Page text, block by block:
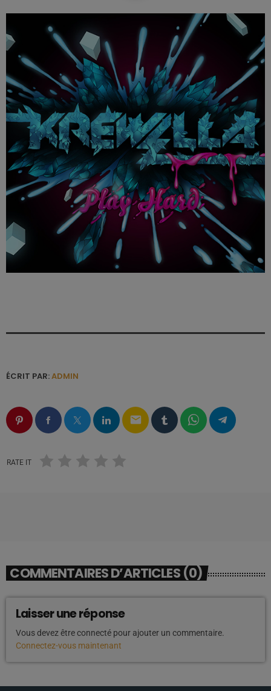
ÉCRIT PAR:ADMIN
email
RATE IT
COMMENTAIRES D’ARTICLES (0)
Laisser une réponse
Vous devez être connecté pour ajouter un commentaire.
Connectez-vous maintenant